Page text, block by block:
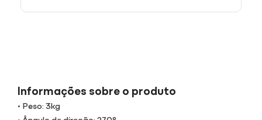
Informações sobre o produto
• Peso: 3kg